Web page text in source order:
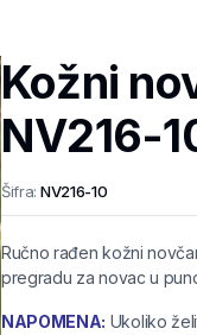
Kožni
NV216-
Šifra: NV216-10
Ručno rađen kožni
pregradu za novac u
NAPOMENA: Ukoliko